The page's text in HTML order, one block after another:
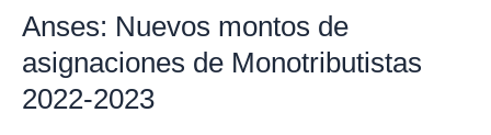
para
monotributistas
Anses: Nuevos montos de
asignaciones de Monotributistas
2022-2023